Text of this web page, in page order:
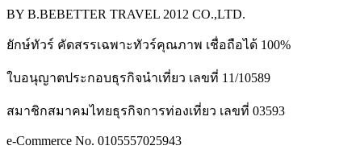
BY B.BEBETTER TRAVEL 2012 CO.,LTD.
ยักษ์ทัวร์ คัดสรรเฉพาะทัวร์คุณภาพ เชื่อถือได้ 100%
ใบอนุญาตประกอบธุรกิจนำเที่ยว เลขที่ 11/10589
สมาชิกสมาคมไทยธุรกิจการท่องเที่ยว เลขที่ 03593
e-Commerce No. 0105557025943